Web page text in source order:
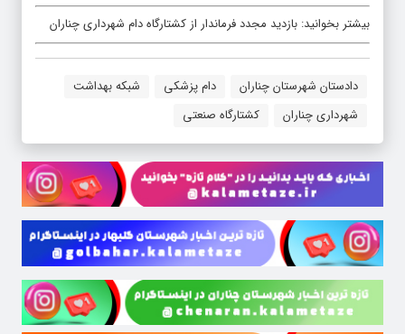
بیشتر بخوانید: بازدید مجدد فرماندار از کشتارگاه دام شهرداری چناران
دادستان شهرستان چناران دام پزشکی
شبکه بهداشت
شهرداری چناران
کشتارگاه صنعتی